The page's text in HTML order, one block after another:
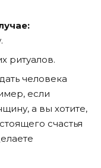
ритуалов.
человека
если
а вы хотите,
счастья